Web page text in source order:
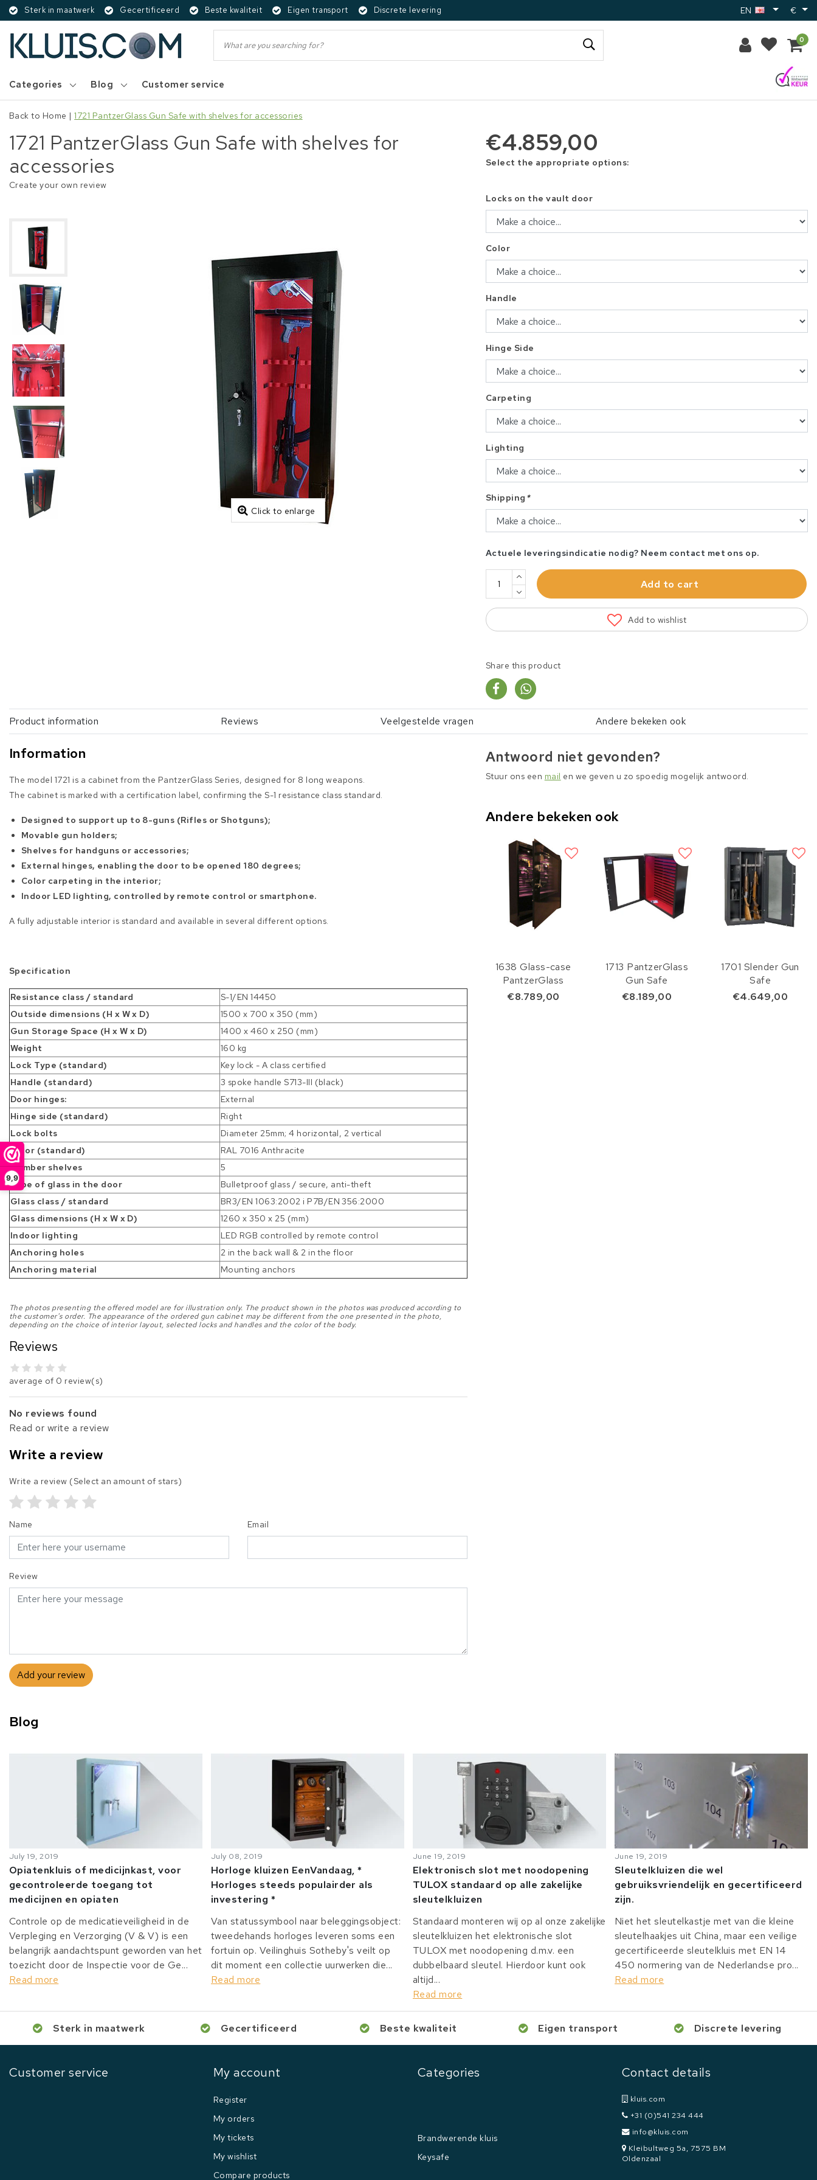
9,9
Sterk in maatwerk Gecertificeerd Beste kwaliteit Eigen transport Discrete levering EN €
0
Categories Blog Customer service
Back to Home |1721 PantzerGlass Gun Safe with shelves for accessories
1721 PantzerGlass Gun Safe with shelves for
accessories
Create your own review
Click to enlarge
€4.859,00
Select the appropriate options:
Locks on the vault door
Color
Handle
Hinge Side
Carpeting
Lighting
Shipping *
Actuele leveringsindicatie nodig? Neem contact met ons op.
Add to cart
Add to wishlist
Share this product
Product information Reviews Veelgestelde vragen Andere bekeken ook
Information
The model 1721 is a cabinet from the PantzerGlass Series, designed for 8 long weapons.
The cabinet is marked with a certification label, confirming the S-1 resistance class standard.
Designed to support up to 8-guns (Rifles or Shotguns);
Movable gun holders;
Shelves for handguns or accessories;
External hinges, enabling the door to be opened 180 degrees;
Color carpeting in the interior;
Indoor LED lighting, controlled by remote control or smartphone.
A fully adjustable interior is standard and available in several different options.
Specification
Resistance class / standard
S-1/EN 14450
Outside dimensions (H x W x D)
1500 x 700 x 350 (mm)
Gun Storage Space (H x W x D)
1400 x 460 x 250 (mm)
Weight
160 kg
Lock Type (standard)
Key lock - A class certified
Handle (standard)
3 spoke handle S713-III (black)
Door hinges:
External
Hinge side (standard)
Right
Lock bolts
Diameter 25mm; 4 horizontal, 2 vertical
Color (standard)
RAL 7016 Anthracite
Number shelves
5
Type of glass in the door
Bulletproof glass / secure, anti-theft
Glass class / standard
BR3/EN 1063:2002 i P7B/EN 356:2000
Glass dimensions (H x W x D)
1260 x 350 x 25 (mm)
Indoor lighting
LED RGB controlled by remote control
Anchoring holes
2 in the back wall & 2 in the floor
Anchoring material
Mounting anchors
The photos presenting the offered model are for illustration only. The product shown in the photos was produced according to
the customer's order. The appearance of the ordered gun cabinet may be different from the one presented in the photo,
depending on the choice of interior layout, selected locks and handles and the color of the body.
Reviews
average of 0 review(s)
No reviews found
Read or write a review
Write a review
Write a review (Select an amount of stars)
Name Email
Review
Add your review
Antwoord niet gevonden?
Stuur ons een mail en we geven u zo spoedig mogelijk antwoord.
Andere bekeken ook
1638 Glass-case
PantzerGlass
€8.789,00
1713 PantzerGlass
Gun Safe
€8.189,00
1701 Slender Gun
Safe
€4.649,00
Blog
July 19, 2019
Opiatenkluis of medicijnkast, voor
gecontroleerde toegang tot
medicijnen en opiaten
Controle op de medicatieveiligheid in de
Verpleging en Verzorging (V & V) is een
belangrijk aandachtspunt geworden van het
toezicht door de Inspectie voor de Ge...
Read more
July 08, 2019
Horloge kluizen EenVandaag, *
Horloges steeds populairder als
investering *
Van statussymbool naar beleggingsobject:
tweedehands horloges leveren soms een
fortuin op. Veilinghuis Sotheby's veilt op
dit moment een collectie uurwerken die...
Read more
June 19, 2019
Elektronisch slot met noodopening
TULOX standaard op alle zakelijke
sleutelkluizen
Standaard monteren wij op al onze zakelijke
sleutelkluizen het elektronische slot
TULOX met noodopening d.m.v. een
dubbelbaard sleutel. Hierdoor kunt ook
altijd...
Read more
June 19, 2019
Sleutelkluizen die wel
gebruiksvriendelijk en gecertificeerd
zijn.
Niet het sleutelkastje met van die kleine
sleutelhaakjes uit China, maar een veilige
gecertificeerde sleutelkluis met EN 14
450 normering van de Nederlandse pro...
Read more
Sterk in maatwerk Gecertificeerd Beste kwaliteit Eigen transport Discrete levering
Customer service My account
Register
My orders
My tickets
My wishlist
Compare products
Categories
Brandwerende kluis
Keysafe
Contact details
kluis.com
+31 (0)541 234 444
info@kluis.com
Kleibultweg 5a, 7575 BM
Oldenzaal